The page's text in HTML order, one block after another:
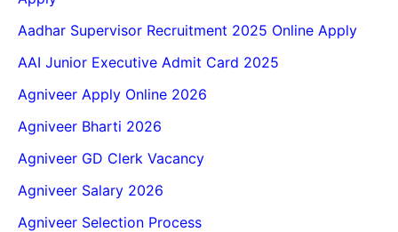
Aadhar Supervisor Recruitment 2025 Online Apply
AAI Junior Executive Admit Card 2025
Agniveer Apply Online 2026
Agniveer Bharti 2026
Agniveer GD Clerk Vacancy
Agniveer Salary 2026
Agniveer Selection Process